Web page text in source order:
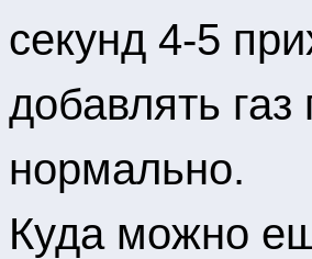
секунд 4-5
добавлять
нормально.
Куда можно